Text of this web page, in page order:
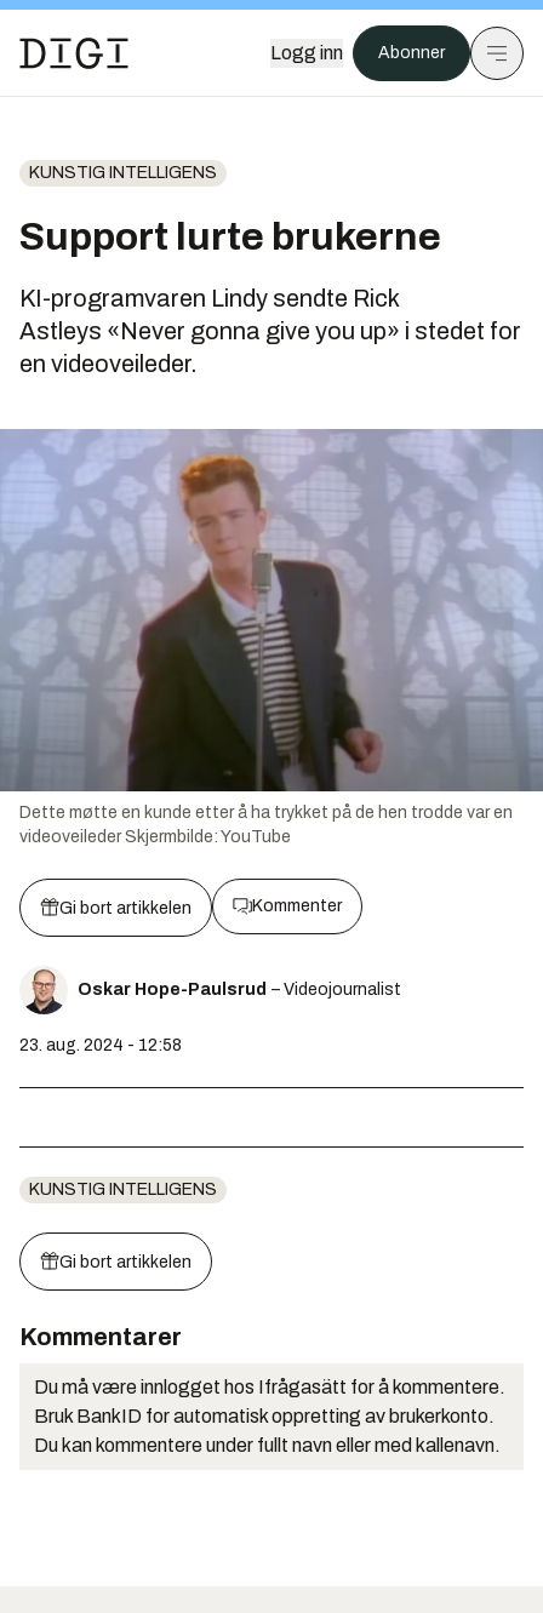
Logg inn Abonner
KUNSTIG INTELLIGENS
Support lurte brukerne
KI-programvaren Lindy sendte Rick
Astleys «Never gonna give you up» i stedet for
en videoveileder.
Dette møtte en kunde etter å ha trykket på de hen trodde var en
videoveileder Skjermbilde: YouTube
Gi bort artikkelen Kommenter
Oskar Hope-Paulsrud – Videojournalist
23. aug. 2024 - 12:58
KUNSTIG INTELLIGENS
Gi bort artikkelen
Kommentarer
Du må være innlogget hos Ifrågasätt for å kommentere.
Bruk BankID for automatisk oppretting av brukerkonto.
Du kan kommentere under fullt navn eller med kallenavn.